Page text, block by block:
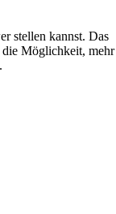
stellen kannst. Das
Möglichkeit, mehr